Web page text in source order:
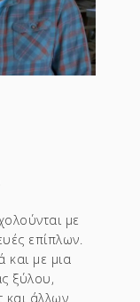
με
επίπλων.
και με μια
ξύλου,
και άλλων